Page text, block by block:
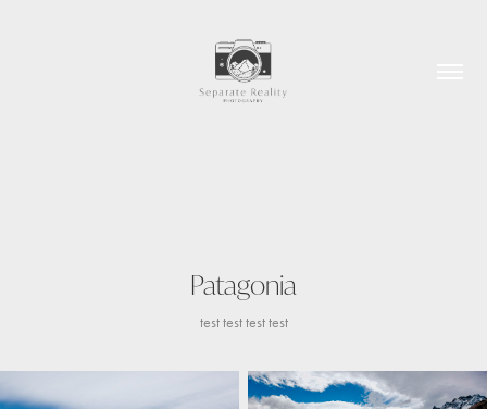
Patagonia
test test test test